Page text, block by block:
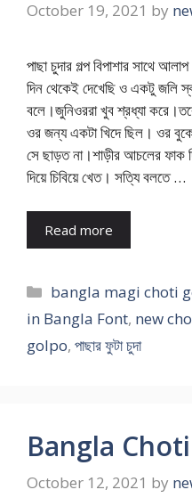
October 19, 2021 by
পাছা চুদার গল্প বিপাশার সাথে
দিন থেকেই দেখেছি ও একটু জলি
বলে।জুনিওররা খুব শ্রধ্যা
ওর জন্য একটা খিদে ছিল। ওর
সে ছাড়ত না।শাড়ীর আচলের ফাক
দিয়ে চিবিয়ে খেত। সত্যি বলতে …
Read more
Categories
bangla magi choti
in Bangla Font, new
golpo, পাছার ফুটা চুদা
Bangla
October 12, 2021 by